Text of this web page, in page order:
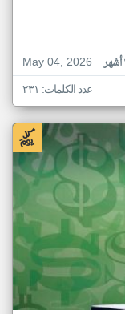
May 04, 2026
عدد الكلمات: ٢٣١